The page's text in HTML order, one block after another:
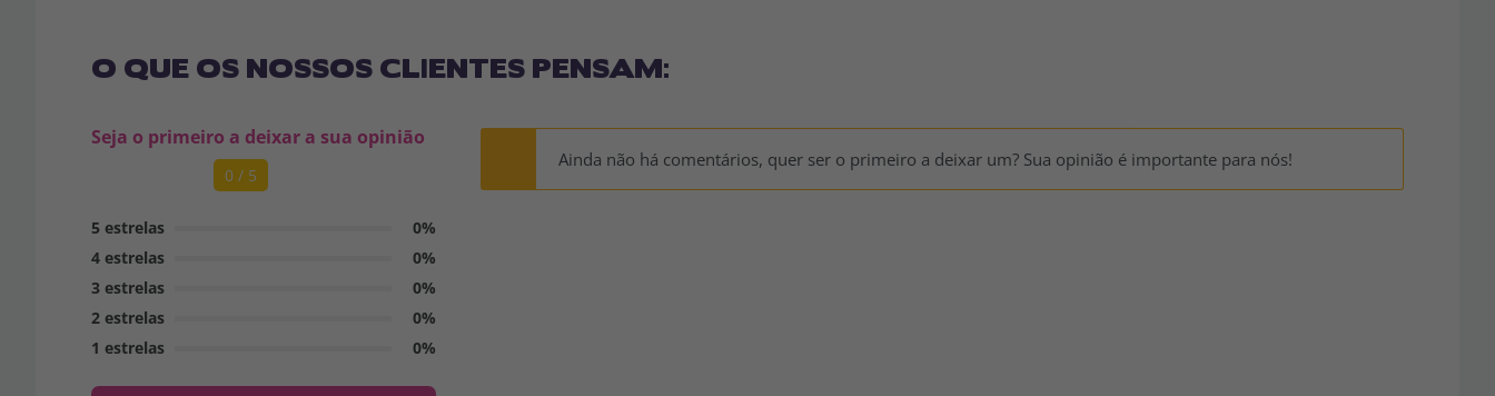
O QUE OS NOSSOS CLIENTES PENSAM:
Seja o primeiro a deixar a sua opinião
0 / 5
5 estrelas
0%
4 estrelas
0%
3 estrelas
0%
2 estrelas
0%
1 estrelas
0%
Ainda não há comentários, quer ser o primeiro a deixar um? Sua opinião é importante para nós!